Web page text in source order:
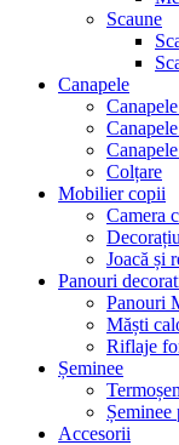
Scaune
Canapele
Colțare
Mobilier copii
Camera
Joacă și
Panouri
Panouri
Măști
Riflaje
Șeminee
Șeminee
Accesorii